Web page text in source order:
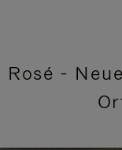
Rosé -